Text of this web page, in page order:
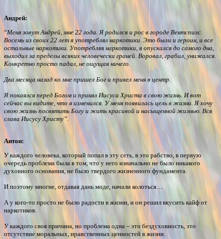
Андрей:
“Меня зовут Андрей, мне 22 года. Я родился и рос в городе Вентспилс.
Восемь из своих 22 лет я употреблял наркотики. Это были и героин, и все
остальные наркотики. Употребляя наркотики, я опускался до самого дна,
выходил за пределы всяких человечески граней. Воровал, грабил, унижался.
Конкретно просто падал, не ощущая ничего.
Два месяца назад ко мне пришел Бог и привел меня в центр.
Я покаялся перед Богом и принял Иисуса Христа в свою жизнь. И вот
сейчас вы видите, что я изменился. У меня появилась цель в жизни. Я хочу
свою жизнь посвятить Богу и жить красивой и насыщенной жизнью. Вся
слава Иисусу Христу”.
Антон:
У каждого человека, который попал в эту сеть, в это рабство, в первую
очередь проблема была в том, что у него изначально не было никакого
духовного основания, не было твердого жизненного фундамента.
И поэтому многие, отдавая дань моде, начали колоться…
А у кого-то просто не было радости в жизни, и он решил вкусить кайф от
наркотиков.
У каждого своя причина, но проблема одна – это бездуховность, это
отсутствие моральных, нравственных ценностей в жизни.